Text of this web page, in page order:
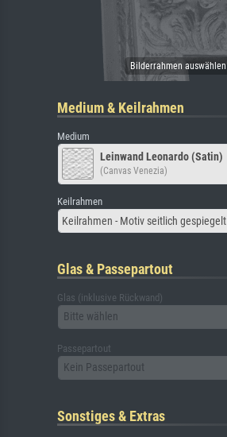
Medium & Keilrahmen
Medium
Leinwand Leonardo (Satin)
(Canvas Venezia)
Keilrahmen
Keilrahmen - Motiv seitlich gespiegelt
Glas & Passepartout
Glas (inklusive Rückwand)
Bitte wählen
Passepartout
Kein Passepartout
Sonstiges & Extras